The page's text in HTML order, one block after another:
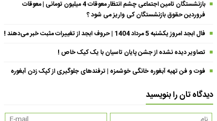
بازنشستگان تامین اجتماعی چشم انتظار معوقات 4 میلیون تومانی | معوقات
فروردین حقوق بازنشستگان کی واریز می شود ؟
فال ابجد امروز یکشنبه 5 مرداد 1404 | حروف ابجد از تغییرات مثبت خبر می‌دهند !
تصاویر دیده نشده از جشن پایان تاسیان با یک کیک خاص !
فوت و فن تهیه آبغوره خانگی خوشمزه | ترفندهای جلوگیری از کپک زدن آبغوره
دیدگاه تان را بنویسید